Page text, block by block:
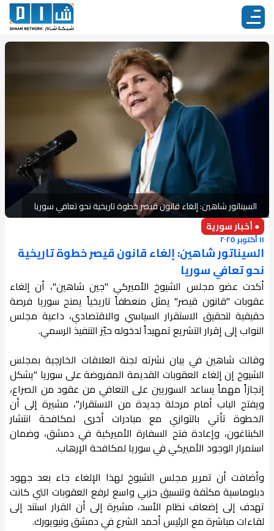
السيناتور شاهين: إلغاء قانون قيصر خطوة تاريخية نحو تعافي سوريا
● أخبار سورية
١١ أكتوبر ٢٠٢٥
السيناتور شاهين: إلغاء قانون قيصر خطوة تاريخية
نحو تعافي سوريا
أكدت عضو مجلس الشيوخ الأميركي "جين شاهين"، أن إلغاء
عقوبات "قانون قيصر" يمثل منعطفاً تاريخياً يمنح سوريا فرصة
حقيقية لتحقيق الاستقرار السياسي والاقتصادي، داعية مجلس
النواب إلى إقرار التشريع تمهيداً لدخوله حيّز التنفيذ الرسمي.
وقالت شاهين في بيان نشرته لجنة العلاقات الخارجية بمجلس
الشيوخ إن إلغاء العقوبات القديمة المفروضة على سوريا "يشكل
إنجازاً مهماً يساعد السوريين على التعافي من عقود من الصراع،
ويفتح الباب أمام مرحلة جديدة من الاستقرار"، مشيرة إلى أن
الخطوة تأتي بالتوازي مع مبادرات أخرى لمكافحة انتشار
الكبتاغون، وإعادة فتح السفارة الأميركية في دمشق، وضمان
استمرار الوجود الأميركي في سوريا لمكافحة الإرهاب.
وأضافت أن تمرير مجلس الشيوخ لهذا الإلغاء جاء بعد جهود
دبلوماسية مكثفة وتنسيق حزبي واسع لرفع العقوبات التي كانت
تهدف إلى إضعاف نظام الأسد، مشيرة إلى أن القرار استند إلى
لقاءات مباشرة مع الرئيس أحمد الشرع في دمشق ونيويورك.